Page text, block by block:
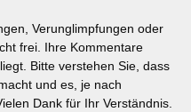
Verunglimpfungen oder
frei. Ihre Kommentare
Bitte verstehen Sie, dass
und es, je nach
Dank für Ihr Verständnis.